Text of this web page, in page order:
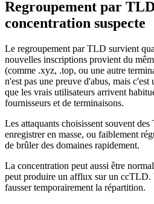
Regroupement par
concentration suspecte
Le regroupement par TLD survient
nouvelles inscriptions provient du
(comme .xyz, .top, ou une autre
n'est pas une preuve d'abus, mais
que les vrais utilisateurs arrivent
fournisseurs et de terminaisons.
Les attaquants choisissent souvent
enregistrer en masse, ou faiblement
de brûler des domaines rapidement.
La concentration peut aussi être
peut produire un afflux sur un ccTLD.
fausser temporairement la répartition.